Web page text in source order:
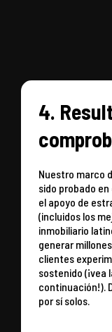
4.
Nuestro marco
sido probado
el apoyo de
(incluidos los
inmobiliario
generar
clientes
sostenido (¡vea
continuación!).
por sí solos.